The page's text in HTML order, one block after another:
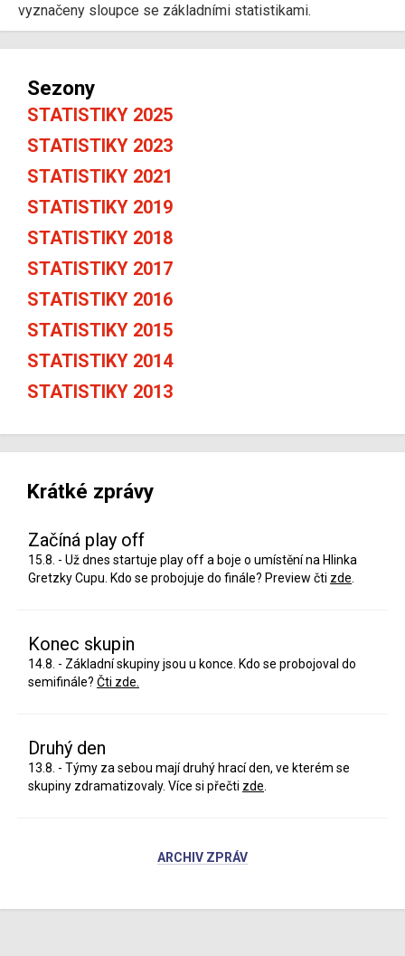
vyznačeny sloupce se základními statistikami.
Sezony
STATISTIKY 2025
STATISTIKY 2023
STATISTIKY 2021
STATISTIKY 2019
STATISTIKY 2018
STATISTIKY 2017
STATISTIKY 2016
STATISTIKY 2015
STATISTIKY 2014
STATISTIKY 2013
Krátké zprávy
Začíná play off
15.8. - Už dnes startuje play off a boje o umístění na Hlinka
Gretzky Cupu. Kdo se probojuje do finále? Preview čti zde
Konec skupin
14.8. - Základní skupiny jsou u konce. Kdo se probojoval do
semifinále? Čti zde.
Druhý den
13.8. - Týmy za sebou mají druhý hrací den, ve kterém se
skupiny zdramatizovaly. Více si přečti zde
ARCHIV ZPRÁV